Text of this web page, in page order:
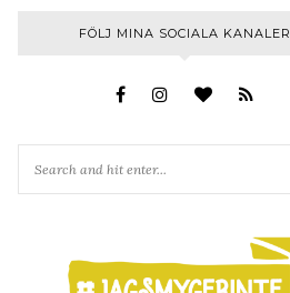
FÖLJ MINA SOCIALA KANALER